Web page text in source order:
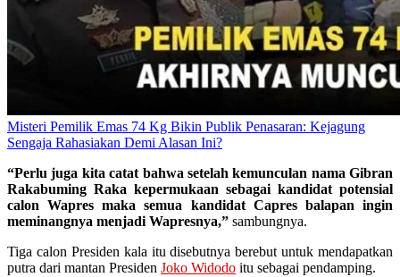
Misteri Pemilik Emas 74 Kg Bikin Publik Penasaran: Kejagung
Sengaja Rahasiakan Demi Alasan Ini?
“Perlu juga kita catat bahwa setelah kemunculan nama Gibran
Rakabuming Raka kepermukaan sebagai kandidat potensial
calon Wapres maka semua kandidat Capres balapan ingin
meminangnya menjadi Wapresnya,” sambungnya.
Tiga calon Presiden kala itu disebutnya berebut untuk mendapatkan
putra dari mantan Presiden Joko Widodo itu sebagai pendamping.